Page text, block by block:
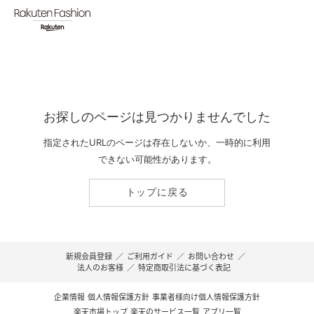
お探しのページは見つかりませんでした
指定されたURLのページは存在しないか、一時的に利用
できない可能性があります。
トップに戻る
新規会員登録 ／ ご利用ガイド ／ お問い合わせ ／
法人のお客様 ／ 特定商取引法に基づく表記
企業情報 個人情報保護方針 事業者様向け個人情報保護方針
楽天市場トップ 楽天のサービス一覧 アプリ一覧